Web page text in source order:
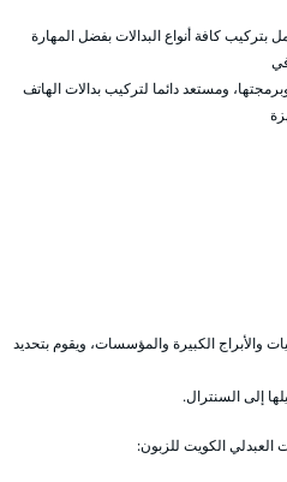
بتركيب كافة أنواع البدالات بفضل المهارة
ومستعد دائما لتركيب بدالات الهاتف
والأبراج الكبيرة والمؤسسات، ويقوم بتحديد
إلى السنترال.
العبدلي الكويت للزبون: